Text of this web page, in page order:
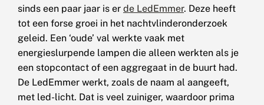
sinds een paar jaar is er de LedEmmer. Deze heeft
tot een forse groei in het nachtvlinderonderzoek
geleid. Een ‘oude’ val werkte vaak met
energieslurpende lampen die alleen werkten als je
een stopcontact of een aggregaat in de buurt had.
De LedEmmer werkt, zoals de naam al aangeeft,
met led-licht. Dat is veel zuiniger, waardoor prima